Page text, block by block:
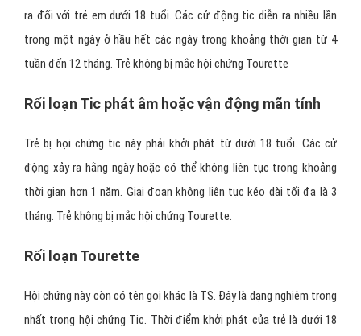
ra đối với trẻ em dưới 18 tuổi. Các cử động tic diễn ra nhiều lần
trong một ngày ở hầu hết các ngày trong khoảng thời gian từ 4
tuần đến 12 tháng. Trẻ không bị mắc hội chứng Tourette
Rối loạn Tic phát âm hoặc vận động mãn tính
Trẻ bị họi chứng tic này phải khởi phát từ dưới 18 tuổi. Các cử
động xảy ra hằng ngày hoặc có thể không liên tục trong khoảng
thời gian hơn 1 năm. Giai đoạn không liên tục kéo dài tối đa là 3
tháng. Trẻ không bị mắc hội chứng Tourette.
Rối loạn Tourette
Hội chứng này còn có tên gọi khác là TS. Đây là dạng nghiêm trọng
nhất trong hội chứng Tic. Thời điểm khởi phát của trẻ là dưới 18